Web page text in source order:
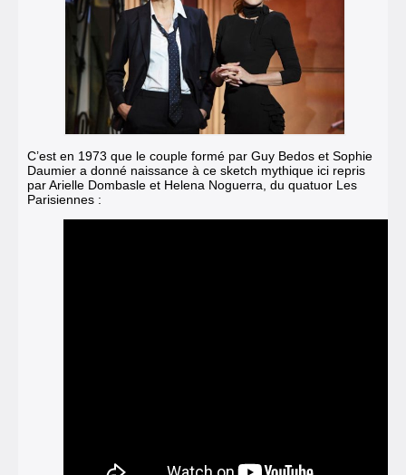
C’est en 1973 que le couple formé par Guy Bedos et Sophie
Daumier a donné naissance à ce sketch mythique ici repris
par Arielle Dombasle et Helena Noguerra, du quatuor Les
Parisiennes :